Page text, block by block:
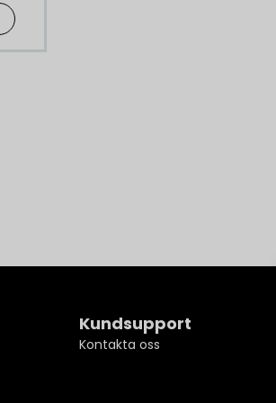
Kundsupport
Kontakta oss